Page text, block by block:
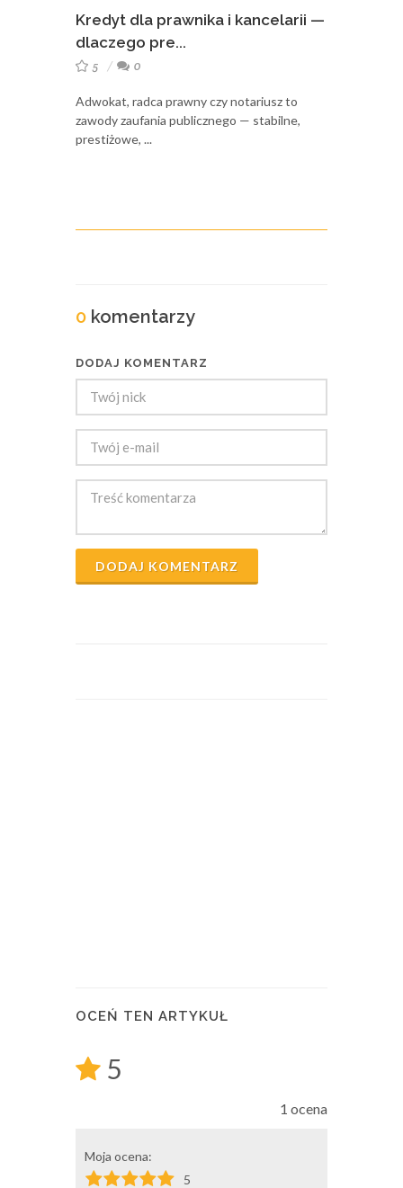
Kredyt dla prawnika i kancelarii —
dlaczego pre...
5 0
Adwokat, radca prawny czy notariusz to
zawody zaufania publicznego — stabilne,
prestiżowe, ...
0 komentarzy
DODAJ KOMENTARZ
DODAJ KOMENTARZ
OCEŃ TEN ARTYKUŁ
5
1 ocena
Moja ocena:
5